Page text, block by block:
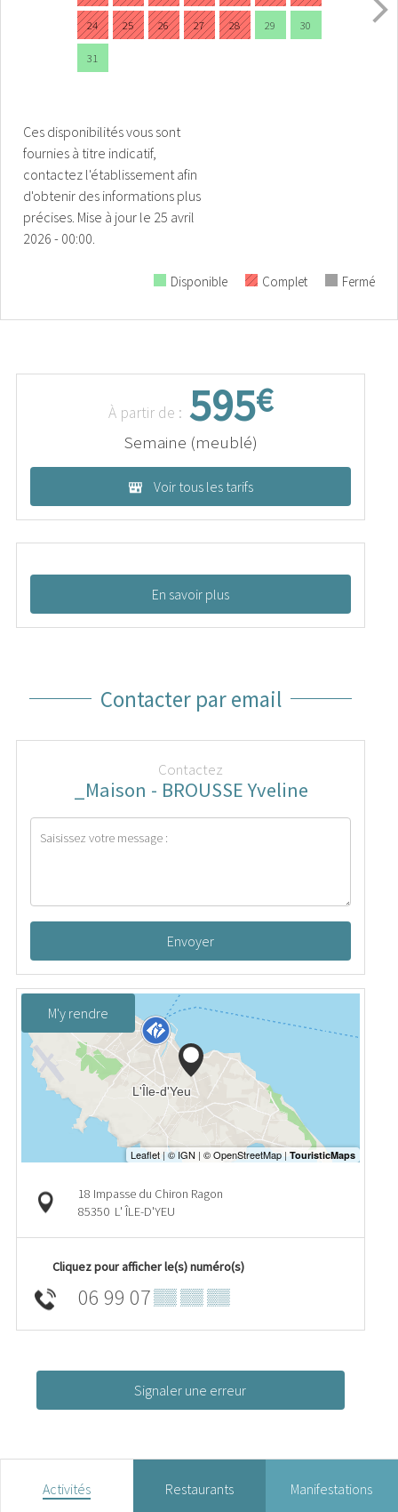
24 25 26 27 28 29 30
31
Ces disponibilités vous sont
fournies à titre indicatif,
contactez l'établissement afin
d'obtenir des informations plus
précises. Mise à jour le 25 avril
2026 - 00:00.
Disponible Complet Fermé
À partir de : 595€
Semaine (meublé)
Voir tous les tarifs
En savoir plus
Contacter par email
Contactez
_Maison - BROUSSE Yveline
Envoyer
M'y rendre
18 Impasse du Chiron Ragon
85350 L' ÎLE-D'YEU
Cliquez pour afficher le(s) numéro(s)
06 99 07▒▒ ▒▒ ▒▒
Signaler une erreur
Activités Restaurants Manifestations